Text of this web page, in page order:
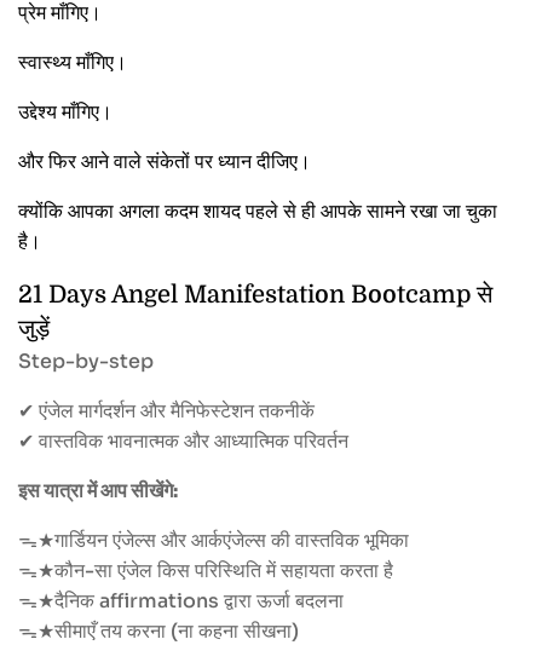
प्रेम माँगिए।
स्वास्थ्य माँगिए।
उद्देश्य माँगिए।
और फिर आने वाले संकेतों पर ध्यान दीजिए।
क्योंकि आपका अगला कदम शायद पहले से ही आपके सामने रखा जा चुका
है।
21 Days Angel Manifestation Bootcamp से
जुड़ें
Step-by-step
✔ एंजेल मार्गदर्शन और मैनिफेस्टेशन तकनीकें
✔ वास्तविक भावनात्मक और आध्यात्मिक परिवर्तन
इस यात्रा में आप सीखेंगे:
ᯓ★गार्डियन एंजेल्स और आर्कएंजेल्स की वास्तविक भूमिका
ᯓ★कौन-सा एंजेल किस परिस्थिति में सहायता करता है
ᯓ★दैनिक affirmations द्वारा ऊर्जा बदलना
ᯓ★सीमाएँ तय करना (ना कहना सीखना)